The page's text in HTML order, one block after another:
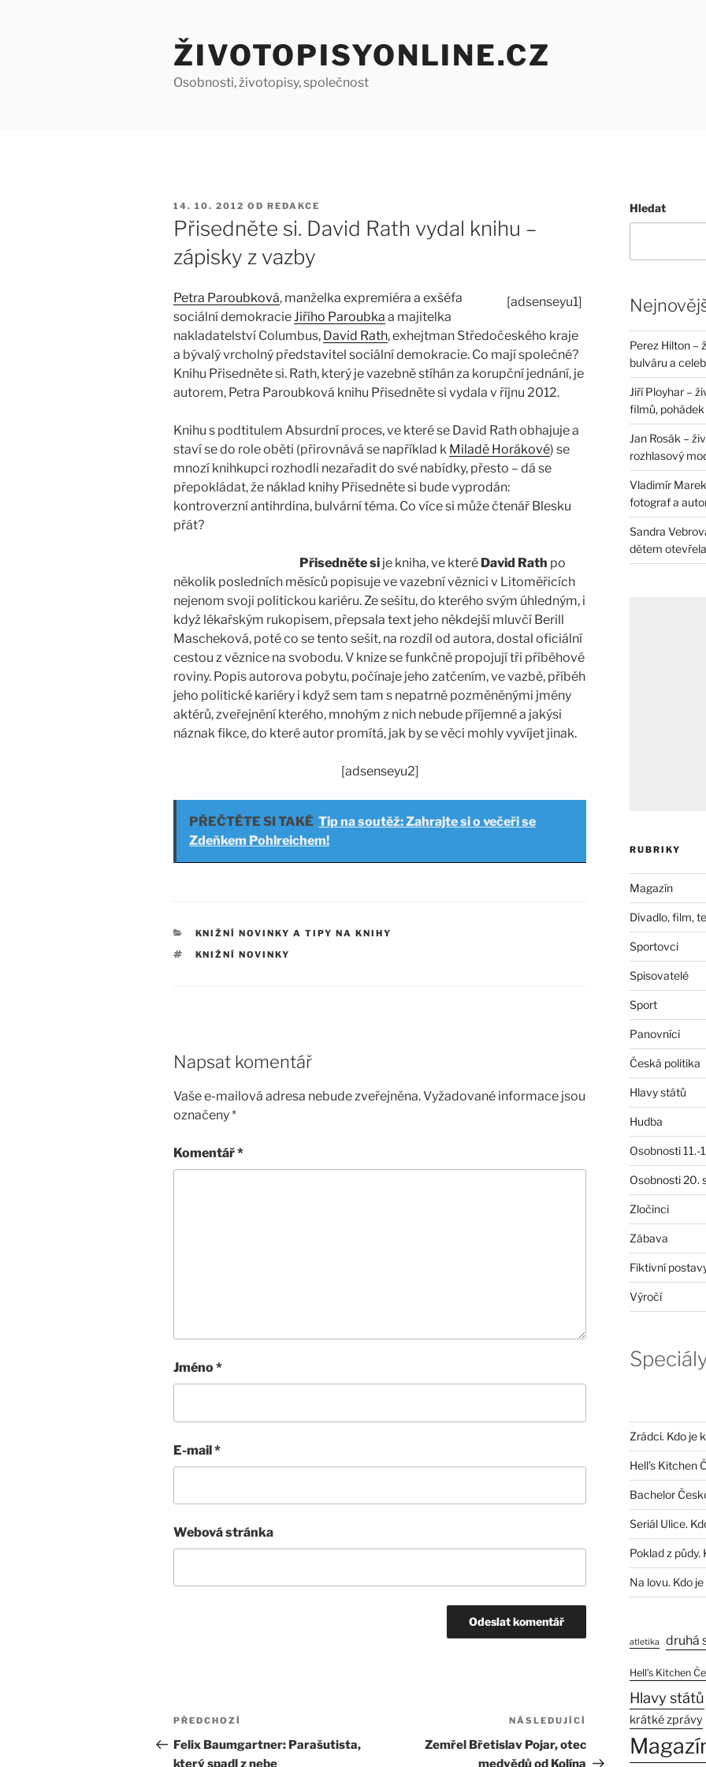
ŽIVOTOPISYONLINE.CZ
Osobnosti, životopisy, společnost
PUBLIKOVÁNO
14. 10. 2012 OD REDAKCE
Přisedněte si. David Rath vydal knihu –
zápisky z vazby
[adsenseyu1]
Petra Paroubková, manželka expremiéra a exšéfa
sociální demokracieJiřího Paroubka a majitelka
nakladatelství Columbus, David Rath, exhejtman Středočeského kraje
a bývalý vrcholný představitel sociální demokracie. Co mají společné?
Knihu Přisedněte si. Rath, který je vazebně stíhán za korupční jednání, je
autorem, Petra Paroubková knihu Přisedněte si vydala v říjnu 2012.
Knihu s podtitulem Absurdní proces, ve které se David Rath obhajuje a
staví se do role oběti (přirovnává se například k Miladě Horákové) se
mnozí knihkupci rozhodli nezařadit do své nabídky, přesto – dá se
přepokládat, že náklad knihy Přisedněte si bude vyprodán:
kontroverzní antihrdina, bulvární téma. Co více si může čtenář Blesku
přát?
Přisedněte si je kniha, ve které David Rath po
několik posledních měsíců popisuje ve vazební věznici v Litoměřicích
nejenom svoji politickou kariéru. Ze sešitu, do kterého svým úhledným, i
když lékařským rukopisem, přepsala text jeho někdejší mluvčí Berill
Mascheková, poté co se tento sešit, na rozdíl od autora, dostal oficiální
cestou z věznice na svobodu. V knize se funkčně propojují tři příběhové
roviny. Popis autorova pobytu, počínaje jeho zatčením, ve vazbě, příběh
jeho politické kariéry i když sem tam s nepatrně pozměněnými jmény
aktérů, zveřejnění kterého, mnohým z nich nebude příjemné a jakýsi
náznak fikce, do které autor promítá, jak by se věci mohly vyvíjet jinak.
[adsenseyu2]
PŘEČTĚTE SI TAKÉ Tip na soutěž: Zahrajte si o večeři se
Zdeňkem Pohlreichem!
RUBRIKY
KNIŽNÍ NOVINKY A TIPY NA KNIHY
ŠTÍTKY
KNIŽNÍ NOVINKY
Napsat komentář
Vaše e-mailová adresa nebude zveřejněna.Vyžadované informace jsou
označeny*
Komentář*
Jméno*
E-mail*
Webová stránka
Navigace
pro
Předchozí
příspěvek
PŘEDCHOZÍ
Felix Baumgartner: Parašutista,
který spadl z nebe
Následující
příspěvek
NÁSLEDUJÍCÍ
Zemřel Břetislav Pojar, otec
medvědů od Kolína
Hledat
Perez Hilton –
bulváru a
Jiří Ployhar –
filmů, pohádek
Jan Rosák –
rozhlasový
Vladimír
fotograf a
Sandra
dětem
RUBRIKY
Magazín
Divadlo, film,
Sportovci
Spisovatelé
Sport
Panovníci
Česká politika
Hlavy států
Hudba
Osobnosti 11.-
Osobnosti 20.
Zločinci
Zábava
Fiktivní
Výročí
Zrádci. Kdo je
Hell’s Kitchen
Bachelor
Seriál Ulice.
Poklad z půdy.
Na lovu. Kdo
atletika druhá
Hell’s Kitchen
Hlavy států
krátké zprávy